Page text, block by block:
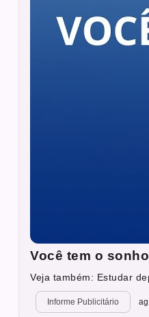
Você tem o
Veja também: Estudar
Informe Publicitário